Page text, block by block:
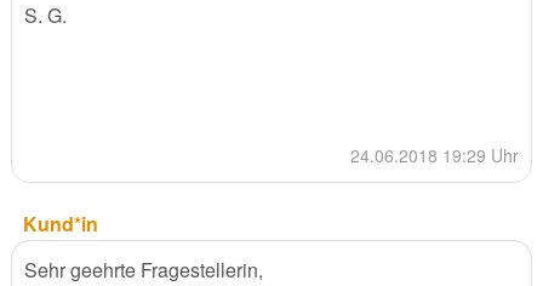
S. G.
24.06.2018 19:29 Uhr
Kund*in
Sehr geehrte Fragestellerin,